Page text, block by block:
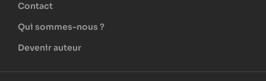
Contact
Qui sommes-nous ?
Devenir auteur